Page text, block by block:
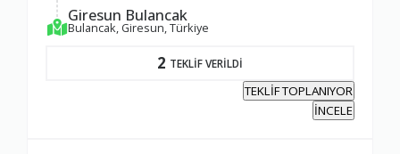
Giresun Bulancak
Bulancak, Giresun, Türkiye
2 TEKLİF VERİLDİ
TEKLİF TOPLANIYOR
İNCELE